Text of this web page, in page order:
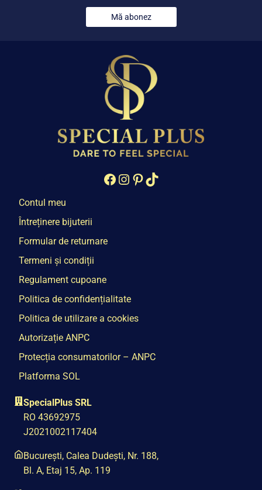
Mă abonez
Facebook
Instagram
Pinterest
TikTok
Contul meu
Întreținere bijuterii
Formular de returnare
Termeni și condiții
Regulament cupoane
Politica de confidențialitate
Politica de utilizare a cookies
Autorizație ANPC
Protecția consumatorilor – ANPC
Platforma SOL
SpecialPlus SRL
RO 43692975
J2021002117404
București, Calea Dudești, Nr. 188,
Bl. A, Etaj 15, Ap. 119